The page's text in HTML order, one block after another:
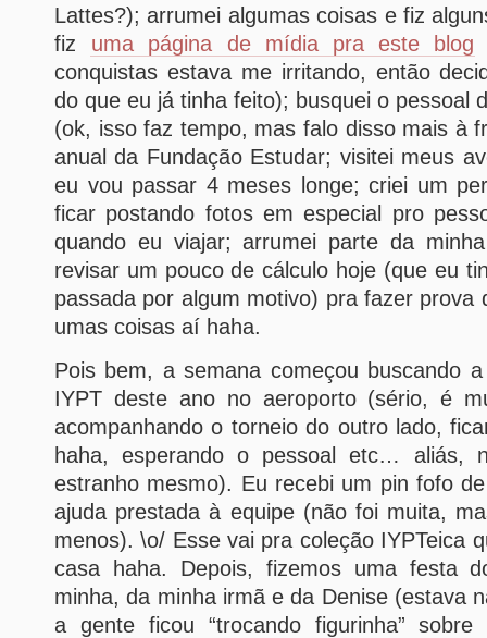
Lattes?); arrumei algumas coisas e fiz
fiz uma página de mídia pra este blog
conquistas estava me irritando, então
do que eu já tinha feito); busquei o pessoal
(ok, isso faz tempo, mas falo disso mais à
anual da Fundação Estudar; visitei meus
eu vou passar 4 meses longe; criei um
ficar postando fotos em especial pro
quando eu viajar; arrumei parte da
revisar um pouco de cálculo hoje (que eu
passada por algum motivo) pra fazer prova
umas coisas aí haha.
Pois bem, a semana começou buscando
IYPT deste ano no aeroporto (sério, é
acompanhando o torneio do outro lado,
haha, esperando o pessoal etc… aliás,
estranho mesmo). Eu recebi um pin fofo
ajuda prestada à equipe (não foi muita,
menos). \o/ Esse vai pra coleção IYPTeica
casa haha. Depois, fizemos uma festa
minha, da minha irmã e da Denise (estava
a gente ficou “trocando figurinha”